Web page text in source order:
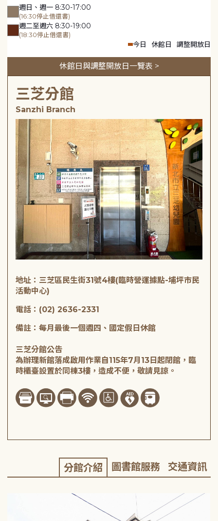
週日、週一 8:30-17:00
(16:30停止借還書)
週二至週六 8:30-19:00
(18:30停止借還書)
今日 休館日 調整開放日
休館日與調整開放日一覽表 >
三芝分館
Sanzhi Branch
地址：三芝區民生街31號4樓(臨時營運據點-埔坪市民
活動中心)
電話：(02) 2636-2331
備註：每月最後一個週四、國定假日休館
三芝分館公告
為辦理新館落成啟用作業自115年7月13日起閉館，臨
時櫃臺設置於同棟3樓，造成不便，敬請見諒。
分館介紹 圖書館服務 交通資訊